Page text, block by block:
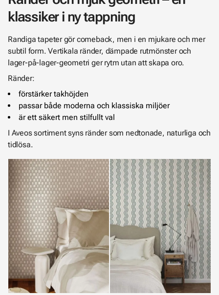
klassiker i ny tappning
Randiga tapeter gör comeback, men i en mjukare och mer
subtil form. Vertikala ränder, dämpade rutmönster och
lager-på-lager-geometri ger rytm utan att skapa oro.
Ränder:
förstärker takhöjden
passar både moderna och klassiska miljöer
är ett säkert men stilfullt val
I Aveos sortiment syns ränder som nedtonade, naturliga och
tidlösa.